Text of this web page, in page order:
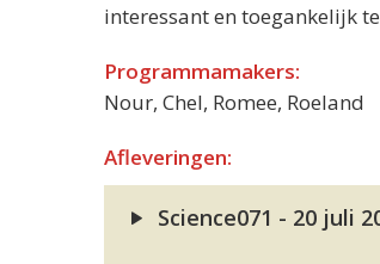
interessant en toegankelijk
Programmamakers:
Nour, Chel, Romee, Roeland
Afleveringen:
Science071 - 20 juli